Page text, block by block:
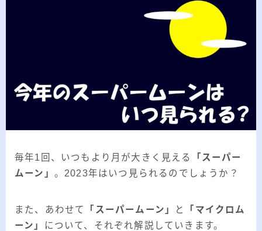
「浅羽ビオトープ」で野鳥観察 ～2026年
「秋ヶ瀬公園」春の野鳥観察 ～2026年3
「見沼自然公園」で野鳥観察 ～2026年3
月～
2026.03.02
「さくら草公園」草焼き後の野鳥観察 ～
2026年の「川島町の白鳥」初撮り
カテゴリー
毎年1回、いつもより月が大きく見える
「スーパー
ムーン」 。2023年はいつ見られるのでしょうか？
また、あわせて 「スーパームーン」 と
「マイクロム
ーン」
について、それぞれ解説していきます。